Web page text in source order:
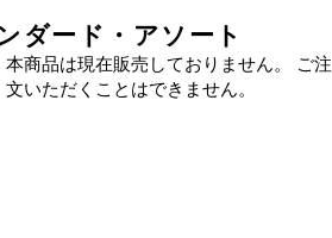
ダード・アソート
本商品は現在販売しておりません。 ご注
文いただくことはできません。